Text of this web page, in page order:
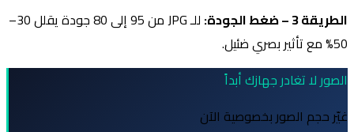
الطريقة 3 – ضغط الجودة:
للـ JPG من 95 إلى 80 جودة يقلل 30–
50% مع تأثير بصري ضئيل.
الصور لا تغادر جهازك أبداً
غيّر حجم الصور بخصوصية الآن